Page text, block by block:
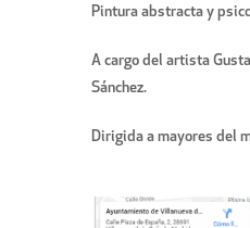
Pintura abstracta y
A cargo del artista
Sánchez.
Dirigida a mayores del